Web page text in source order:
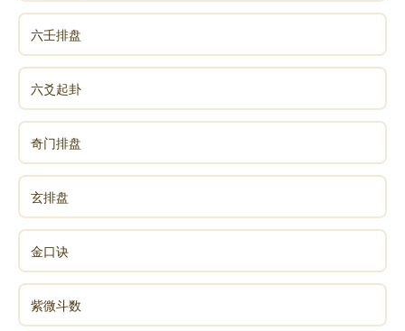
六壬排盘
六爻起卦
奇门排盘
玄排盘
金口诀
紫微斗数